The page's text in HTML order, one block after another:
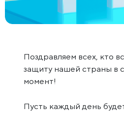
Поздравляем всех, кто
защиту нашей страны в
момент!
Пусть каждый день